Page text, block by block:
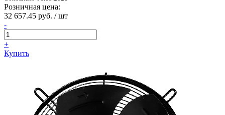
Розничная цена:
32 657.45 руб. / шт
-
+
Купить